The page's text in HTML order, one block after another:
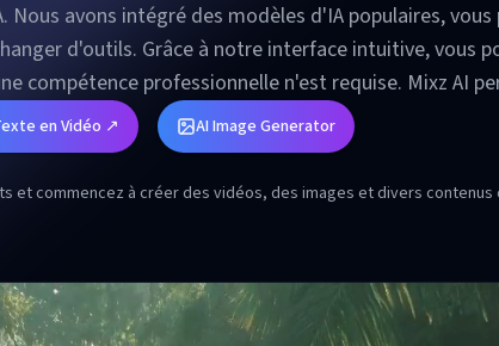
avons intégré des modèles d'IA populaires,
d'outils. Grâce à notre interface intuitive, vous
compétence professionnelle n'est requise. Mixz AI
à chacun d'explorer les possibilités illimitées de
en Vidéo ↗ AI Image Generator
et commencez à créer des vidéos, des images et divers contenus